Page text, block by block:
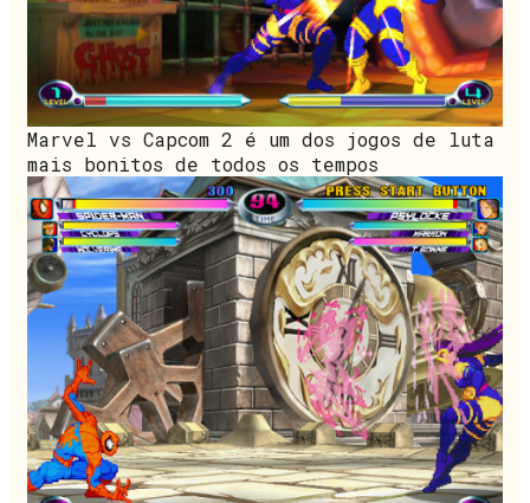
Marvel vs Capcom 2 é um dos jogos de luta
mais bonitos de todos os tempos